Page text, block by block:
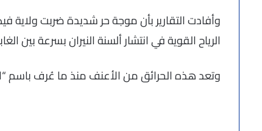
الرياح القوية في انتشار ألسنة النيران بسرعة بين
وتعد هذه الحرائق من الأعنف منذ ما عُرف باسم